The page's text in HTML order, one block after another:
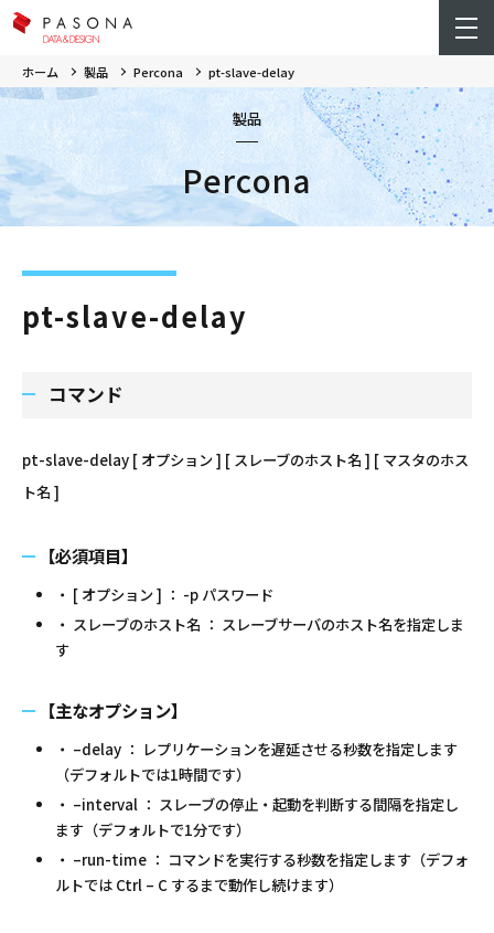
ホーム 製品 Percona pt-slave-delay
製品
Percona
pt-slave-delay
コマンド
pt-slave-delay [ オプション ] [ スレーブのホスト名 ] [ マスタのホス
ト名 ]
【必須項目】
・ [ オプション ] ： -p パスワード
・ スレーブのホスト名 ： スレーブサーバのホスト名を指定しま
す
【主なオプション】
・ –delay ： レプリケーションを遅延させる秒数を指定します
（デフォルトでは1時間です）
・ –interval ： スレーブの停止・起動を判断する間隔を指定し
ます（デフォルトで1分です）
・ –run-time ： コマンドを実行する秒数を指定します（デフォ
ルトでは Ctrl – C するまで動作し続けます）